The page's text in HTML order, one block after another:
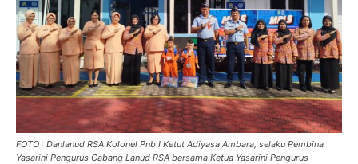
FOTO : Danlanud RSA Kolonel Pnb I Ketut Adiyasa Ambara, selaku Pembina
Yasarini Pengurus Cabang Lanud RSA bersama Ketua Yasarini Pengurus